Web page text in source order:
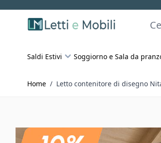
Skip to Content
Saldi Estivi Soggiorno e Sala da
Home / Letto contenitore di disegno